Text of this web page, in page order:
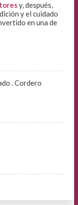
y, después,
y el cuidado
en una de
. Cordero